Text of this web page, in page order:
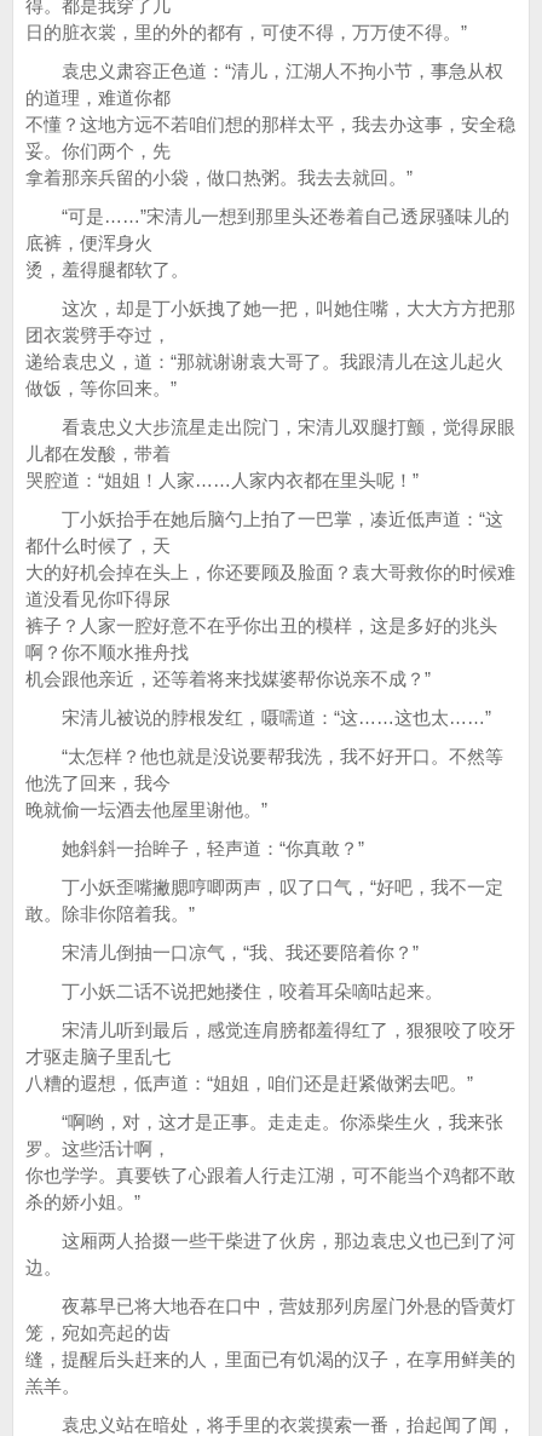
得。都是我穿了几
日的脏衣裳，里的外的都有，可使不得，万万使不得。”
袁忠义肃容正色道：“清儿，江湖人不拘小节，事急从权
的道理，难道你都
不懂？这地方远不若咱们想的那样太平，我去办这事，安全稳
妥。你们两个，先
拿着那亲兵留的小袋，做口热粥。我去去就回。”
“可是……”宋清儿一想到那里头还卷着自己透尿骚味儿的
底裤，便浑身火
烫，羞得腿都软了。
这次，却是丁小妖拽了她一把，叫她住嘴，大大方方把那
团衣裳劈手夺过，
递给袁忠义，道：“那就谢谢袁大哥了。我跟清儿在这儿起火
做饭，等你回来。”
看袁忠义大步流星走出院门，宋清儿双腿打颤，觉得尿眼
儿都在发酸，带着
哭腔道：“姐姐！人家……人家内衣都在里头呢！”
丁小妖抬手在她后脑勺上拍了一巴掌，凑近低声道：“这
都什么时候了，天
大的好机会掉在头上，你还要顾及脸面？袁大哥救你的时候难
道没看见你吓得尿
裤子？人家一腔好意不在乎你出丑的模样，这是多好的兆头
啊？你不顺水推舟找
机会跟他亲近，还等着将来找媒婆帮你说亲不成？”
宋清儿被说的脖根发红，嗫嚅道：“这……这也太……”
“太怎样？他也就是没说要帮我洗，我不好开口。不然等
他洗了回来，我今
晚就偷一坛酒去他屋里谢他。”
她斜斜一抬眸子，轻声道：“你真敢？”
丁小妖歪嘴撇腮哼唧两声，叹了口气，“好吧，我不一定
敢。除非你陪着我。”
宋清儿倒抽一口凉气，“我、我还要陪着你？”
丁小妖二话不说把她搂住，咬着耳朵嘀咕起来。
宋清儿听到最后，感觉连肩膀都羞得红了，狠狠咬了咬牙
才驱走脑子里乱七
八糟的遐想，低声道：“姐姐，咱们还是赶紧做粥去吧。”
“啊哟，对，这才是正事。走走走。你添柴生火，我来张
罗。这些活计啊，
你也学学。真要铁了心跟着人行走江湖，可不能当个鸡都不敢
杀的娇小姐。”
这厢两人拾掇一些干柴进了伙房，那边袁忠义也已到了河
边。
夜幕早已将大地吞在口中，营妓那列房屋门外悬的昏黄灯
笼，宛如亮起的齿
缝，提醒后头赶来的人，里面已有饥渴的汉子，在享用鲜美的
羔羊。
袁忠义站在暗处，将手里的衣裳摸索一番，抬起闻了闻，